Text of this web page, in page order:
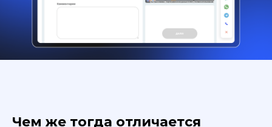
Чем же тогда отличается